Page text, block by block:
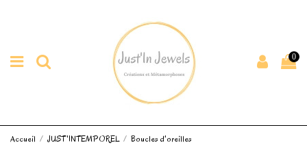
0
Accueil JUST'INTEMPOREL
Boucles d'oreilles